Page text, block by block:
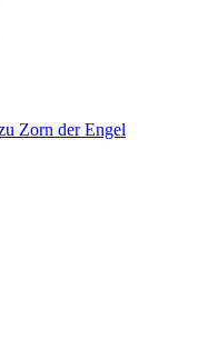
Zorn der Engel